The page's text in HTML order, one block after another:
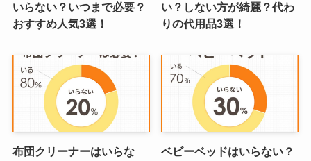
いらない？いつまで必要？
おすすめ人気3選！
い？しない方が綺麗？代わ
りの代用品3選！
布団クリーナーはいらな
ベビーベッドはいらない？